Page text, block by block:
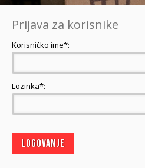
Prijava za korisnike
Korisničko ime*:
Lozinka*:
Logovanje